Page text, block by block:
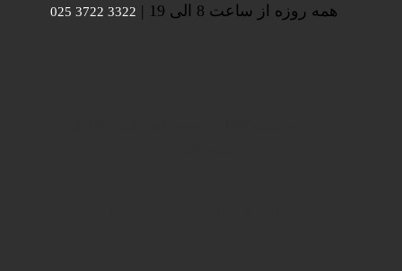
همه روزه از ساعت 8 الی 19 |
3322 3722 025